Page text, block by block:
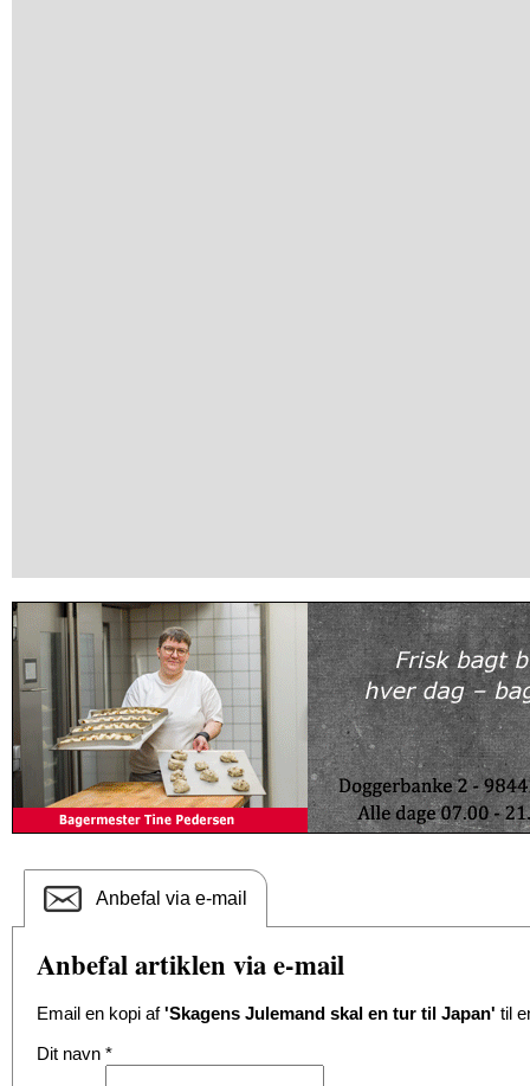
Anbefal via e-mail
Anbefal artiklen via e-mail
Email en kopi af'Skagens Julemand skal en tur til Japan' til
Dit navn *